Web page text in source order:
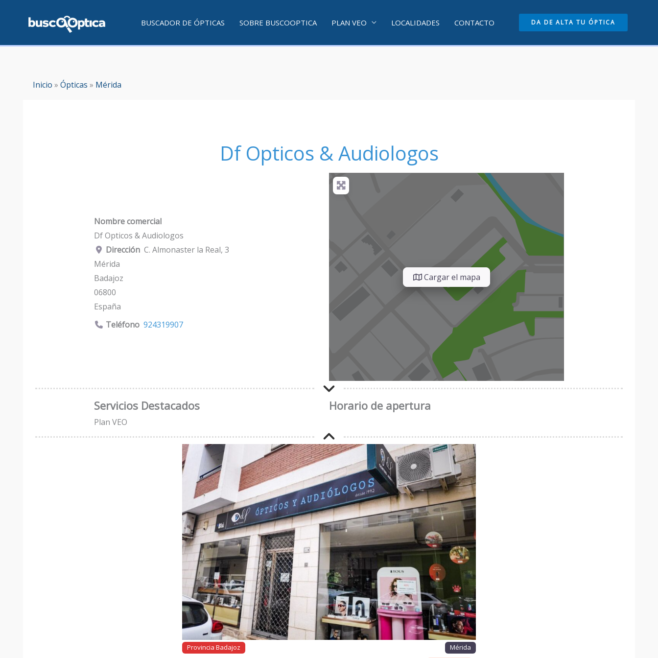
BUSCADOR DE ÓPTICAS SOBRE BUSCOOPTICA PLAN VEO LOCALIDADES CONTACTO DA DE ALTA TU ÓPTICA
Inicio » Ópticas » Mérida
Df Opticos & Audiologos
Nombre comercial
Df Opticos & Audiologos
Dirección C. Almonaster la Real, 3
Mérida
Badajoz
06800
España
Teléfono 924319907
Cargar el mapa
Servicios Destacados
Plan VEO
Horario de apertura
Provincia Badajoz
Mérida